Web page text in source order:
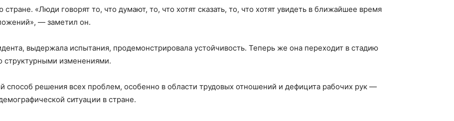
«Люди говорят то, что думают, то, что хотят сказать, то, что хотят увидеть в ближайшее время
— заметил он.
выдержала испытания, продемонстрировала устойчивость. Теперь же она переходит в стадию
структурными изменениями.
способ решения всех проблем, особенно в области трудовых отношений и дефицита рабочих рук —
ситуации в стране.